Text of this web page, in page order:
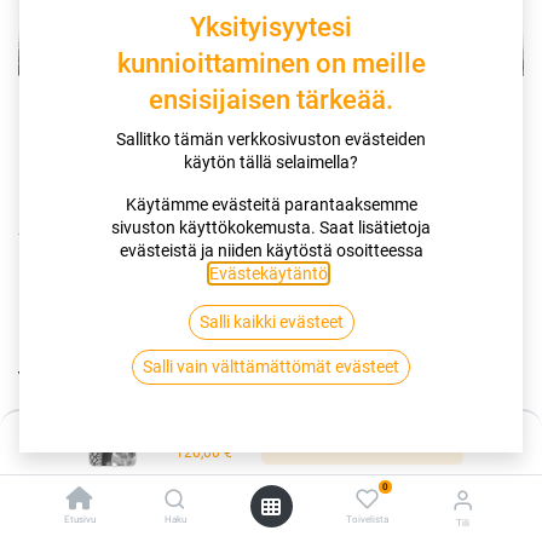
120,00€
Etusivu Haku
0
Toivelista Tili
Kauppa
175/65R14 86T CONTINENTAL VIKINGCONTACT 7 XL EVC
175/65R14 86T CONTINENTAL
VIKINGCONTACT 7 XL EVC
120,00€/ kpl
Saatavilla
Yksityisyytesi
kunnioittaminen on meille
ensisijaisen tärkeää.
Sallitko tämän verkkosivuston evästeiden
käytön tällä selaimella?
Käytämme evästeitä parantaaksemme
sivuston käyttökokemusta. Saat lisätietoja
evästeistä ja niiden käytöstä osoitteessa
Evästekäytäntö
Salli kaikki evästeet
Salli vain välttämättömät evästeet